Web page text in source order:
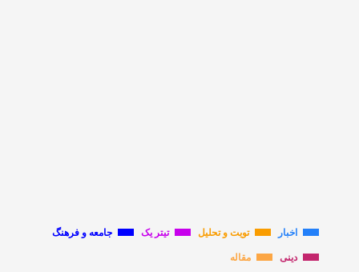
اخبار تویت و تحلیل تیتر یک جامعه و فرهنگ
دینی مقاله